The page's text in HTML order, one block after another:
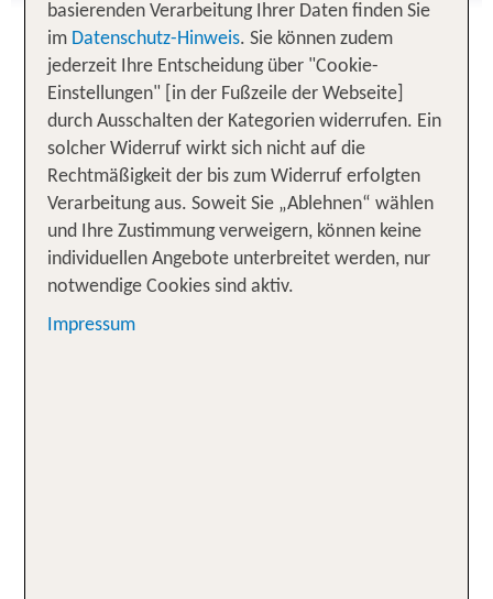
Jetzt buchen!
Darum TUI Skiurlaub in
Skandinavien
✓Skiurlaub mit Schneesicherheit
✓Komfortabel als Pauschalreise inkl. Flug
Mit Flug ab/bis Düsseldorf, Hotel und Transfer
Zug zum Flug kostenlos zubuchbar
basierenden Verarbeitung Ihrer Daten finden Sie
im Datenschutz-Hinweis. Sie können zudem
jederzeit Ihre Entscheidung über "Cookie-
Einstellungen" [in der Fußzeile der Webseite]
durch Ausschalten der Kategorien widerrufen. Ein
solcher Widerruf wirkt sich nicht auf die
Rechtmäßigkeit der bis zum Widerruf erfolgten
Verarbeitung aus. Soweit Sie „Ablehnen“ wählen
und Ihre Zustimmung verweigern, können keine
individuellen Angebote unterbreitet werden, nur
notwendige Cookies sind aktiv.
Impressum